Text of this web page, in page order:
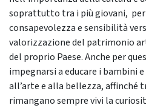
soprattutto tra i più giovani,
consapevolezza e sensibilità
valorizzazione del patrimonio
del proprio Paese. Anche per
impegnarsi a educare i bambini
all’arte e alla bellezza, affinché
rimangano sempre vivi la